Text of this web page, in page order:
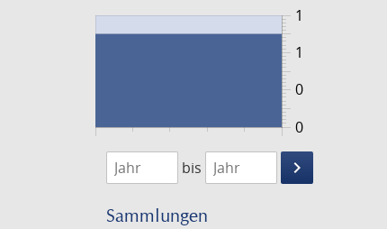
0
1
0
1
1474
1475
bis
keyboard_arrow_right
Suche
Sammlungen